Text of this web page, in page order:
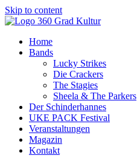
Skip to content
Home
Bands
Lucky Strikes
Die Crackers
The Stagies
Sheela & The Parkers
Der Schinderhannes
UKE PACK Festival
Veranstaltungen
Magazin
Kontakt